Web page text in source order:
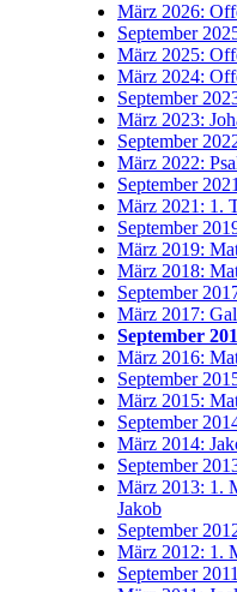
März 2026:
September
März 2025:
März 2024:
September
März 2023:
September
März 2022:
September
März 2021: 1.
September
März 2019:
März 2018:
September
März 2017:
September
März 2016:
September
März 2015:
September
März 2014:
September
März 2013: 1.
Jakob
September
März 2012: 1.
September